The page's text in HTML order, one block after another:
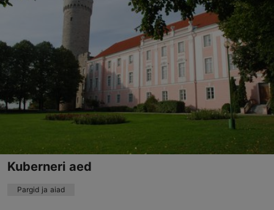
TripAdvisor Traveler hinnang
põhineb
10 hinnangul
Loe rohkem arvustusi TripAdvisorist
Kuberneri aed
Pargid ja aiad